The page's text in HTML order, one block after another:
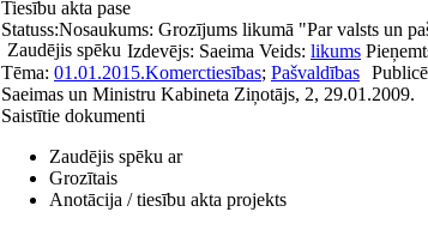
Tiesību akta pase
Nosaukums: Grozījums likumā "Par valsts un
Statuss:
Zaudējis spēku Izdevējs: Saeima Veids: likums
01.01.2015.
Tēma: Komerctiesības; Pašvaldības
Saeimas un Ministru Kabineta Ziņotājs, 2, 29.01.2009.
Saistītie dokumenti
Zaudējis spēku ar
Grozītais
Anotācija / tiesību akta projekts